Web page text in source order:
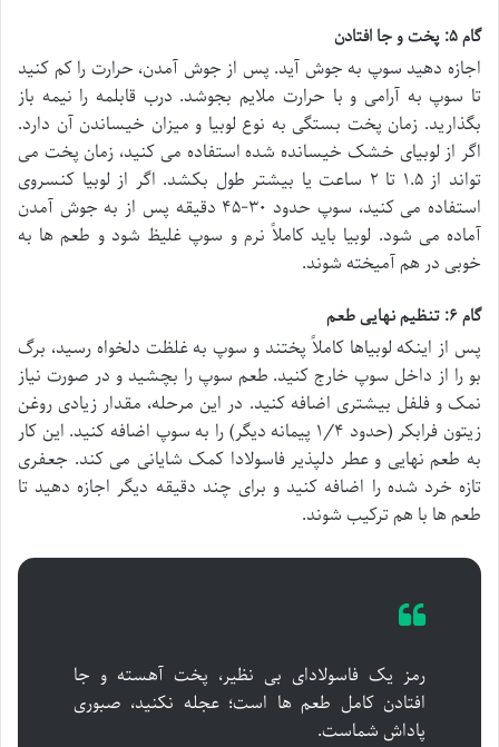
گام ۵: پخت و جا افتادن
اجازه دهید سوپ به جوش آید. پس از جوش آمدن، حرارت را کم کنید
تا سوپ به آرامی و با حرارت ملایم بجوشد. درب قابلمه را نیمه باز
بگذارید. زمان پخت بستگی به نوع لوبیا و میزان خیساندن آن دارد.
اگر از لوبیای خشک خیسانده شده استفاده می کنید، زمان پخت می
تواند از ۱.۵ تا ۲ ساعت یا بیشتر طول بکشد. اگر از لوبیا کنسروی
استفاده می کنید، سوپ حدود ۳۰-۴۵ دقیقه پس از به جوش آمدن
آماده می شود. لوبیا باید کاملاً نرم و سوپ غلیظ شود و طعم ها به
خوبی در هم آمیخته شوند.
گام ۶: تنظیم نهایی طعم
پس از اینکه لوبیاها کاملاً پختند و سوپ به غلظت دلخواه رسید، برگ
بو را از داخل سوپ خارج کنید. طعم سوپ را بچشید و در صورت نیاز
نمک و فلفل بیشتری اضافه کنید. در این مرحله، مقدار زیادی روغن
زیتون فرابکر (حدود ۱/۴ پیمانه دیگر) را به سوپ اضافه کنید. این کار
به طعم نهایی و عطر دلپذیر فاسولادا کمک شایانی می کند. جعفری
تازه خرد شده را اضافه کنید و برای چند دقیقه دیگر اجازه دهید تا
طعم ها با هم ترکیب شوند.
رمز یک فاسولادای بی نظیر، پخت آهسته و جا
افتادن کامل طعم ها است؛ عجله نکنید، صبوری
پاداش شماست.